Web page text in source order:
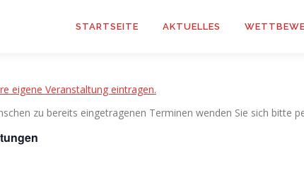
STARTSEITE AKTUELLES
eigene Veranstaltung eintragen.
zu bereits eingetragenen Terminen wenden Sie sich bitte